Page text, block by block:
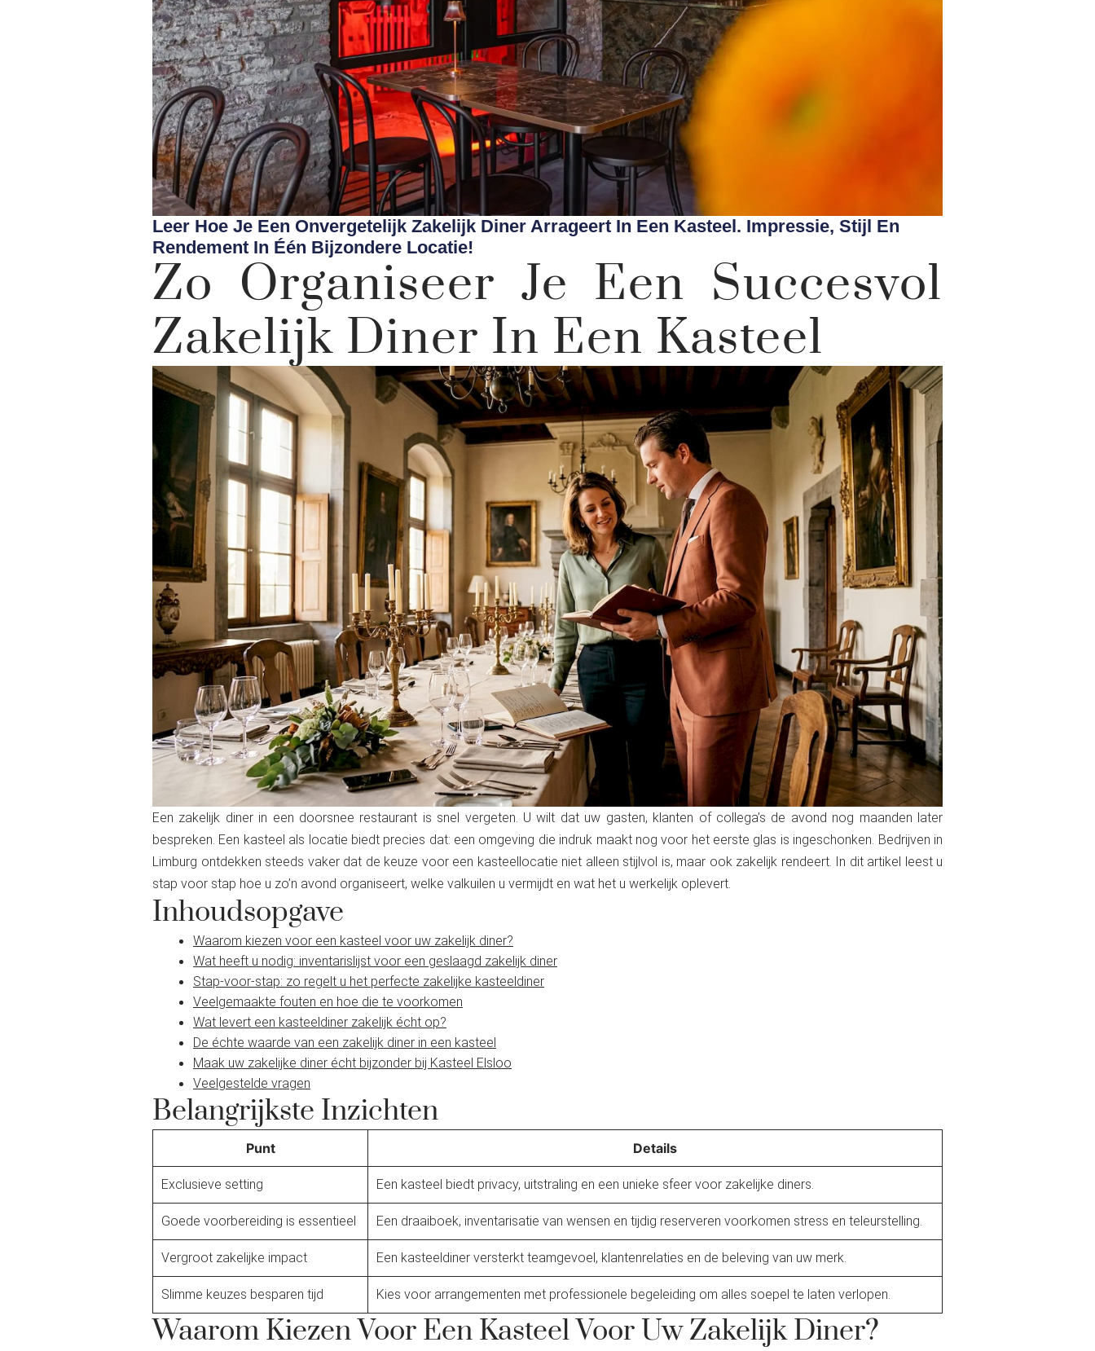
Leer Hoe Je Een Onvergetelijk Zakelijk Diner Arrageert In Een Kasteel. Impressie, Stijl En
Rendement In Één Bijzondere Locatie!
Zo Organiseer Je Een Succesvol
Zakelijk Diner In Een Kasteel
Een zakelijk diner in een doorsnee restaurant is snel vergeten. U wilt dat uw gasten, klanten of collega’s de avond nog maanden later
bespreken. Een kasteel als locatie biedt precies dat: een omgeving die indruk maakt nog voor het eerste glas is ingeschonken. Bedrijven in
Limburg ontdekken steeds vaker dat de keuze voor een kasteellocatie niet alleen stijlvol is, maar ook zakelijk rendeert. In dit artikel leest u
stap voor stap hoe u zo’n avond organiseert, welke valkuilen u vermijdt en wat het u werkelijk oplevert.
Inhoudsopgave
Waarom kiezen voor een kasteel voor uw zakelijk diner?
Wat heeft u nodig: inventarislijst voor een geslaagd zakelijk diner
Stap-voor-stap: zo regelt u het perfecte zakelijke kasteeldiner
Veelgemaakte fouten en hoe die te voorkomen
Wat levert een kasteeldiner zakelijk écht op?
De échte waarde van een zakelijk diner in een kasteel
Maak uw zakelijke diner écht bijzonder bij Kasteel Elsloo
Veelgestelde vragen
Belangrijkste Inzichten
Punt Details
Exclusieve setting Een kasteel biedt privacy, uitstraling en een unieke sfeer voor zakelijke diners.
Goede voorbereiding is essentieel Een draaiboek, inventarisatie van wensen en tijdig reserveren voorkomen stress en teleurstelling.
Vergroot zakelijke impact Een kasteeldiner versterkt teamgevoel, klantenrelaties en de beleving van uw merk.
Slimme keuzes besparen tijd Kies voor arrangementen met professionele begeleiding om alles soepel te laten verlopen.
Waarom Kiezen Voor Een Kasteel Voor Uw Zakelijk Diner?